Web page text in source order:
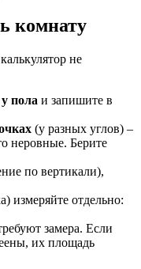
комнату
не
у пола и запишите в
(у разных углов) –
неровные. Берите
по вертикали),
измеряйте отдельно:
замера. Если
их площадь